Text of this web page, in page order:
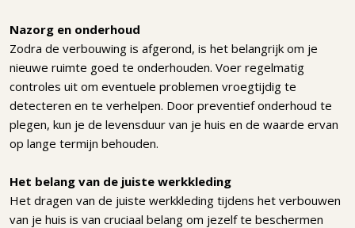
Nazorg en onderhoud
Zodra de verbouwing is afgerond, is het belangrijk om je
nieuwe ruimte goed te onderhouden. Voer regelmatig
controles uit om eventuele problemen vroegtijdig te
detecteren en te verhelpen. Door preventief onderhoud te
plegen, kun je de levensduur van je huis en de waarde ervan
op lange termijn behouden.
Het belang van de juiste werkkleding
Het dragen van de juiste werkkleding tijdens het verbouwen
van je huis is van cruciaal belang om jezelf te beschermen